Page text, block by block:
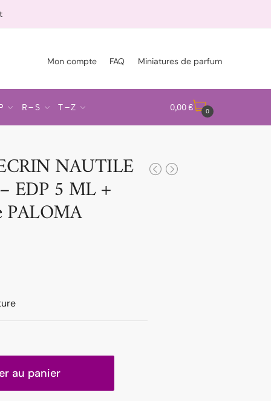
Mon compte FAQ Miniatures de parfum
R – S T – Z 0,00 € 0
NAUTILE
EDP 5 ML +
PALOMA
au panier